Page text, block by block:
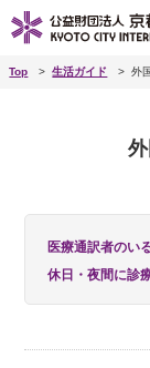
Top 生活ガイド 外
医療通訳者のい
休日・夜間に診